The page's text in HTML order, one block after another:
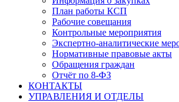
План работы КСП
Рабочие совещания
Контрольные мероприятия
Экспертно-аналитические
Нормативные правовые акты
Обращения граждан
Отчёт по 8-ФЗ
КОНТАКТЫ
УПРАВЛЕНИЯ И ОТДЕЛЫ